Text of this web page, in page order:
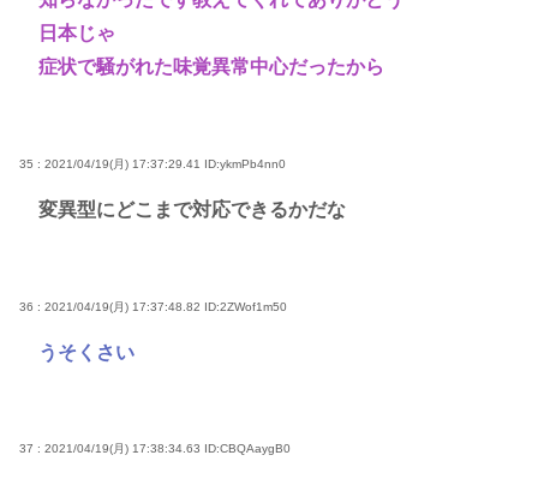
日本じゃ
症状で騒がれた味覚異常中心だったから
35 : 2021/04/19(月) 17:37:29.41 ID:ykmPb4nn0
変異型にどこまで対応できるかだな
36 : 2021/04/19(月) 17:37:48.82 ID:2ZWof1m50
うそくさい
37 : 2021/04/19(月) 17:38:34.63 ID:CBQAaygB0